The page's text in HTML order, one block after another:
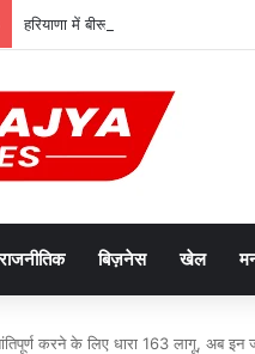
हरियाणा में बीरू वाल्मीकि हत्याकांड के
राजनीतिक बिज़नेस खेल
करने के लिए धारा 163 लागू, अब